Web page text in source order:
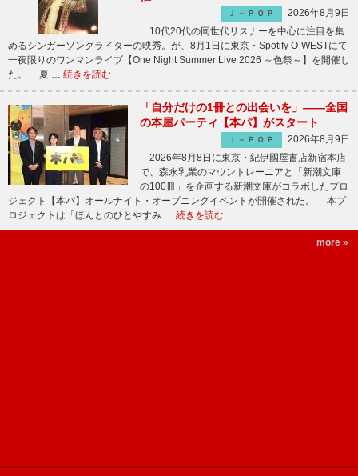
Ｊ－ＰＯＰ
2026年8月9日
10代20代の同世代リスナーを中心に注目を集
めるシンガーソングライターの映秀。が、8月1日に東京・Spotify O-WESTにて
一夜限りのワンマンライブ【One Night Summer Live 2026 ～色祭～】を開催し
た。 夏 … 続きを読む
「自分だけの1冊との出会いを」――全国
の本屋パーティ【本パ】がスタート
Ｊ－ＰＯＰ
2026年8月9日
2026年8月8日に東京・紀伊國屋書店新宿本店
で、森永乳業のマウントレーニアと「新潮文庫
の100冊」を企画する新潮文庫がコラボしたプロ
ジェクト【本パ】オールナイト・オープニングイベントが開催された。 本プ
ロジェクトは「ほんとのひとやすみ … 続きを読む
more »